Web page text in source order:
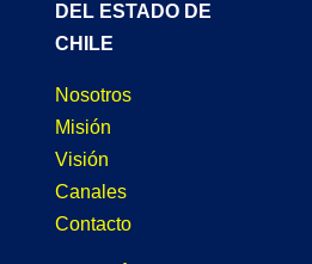
DEL ESTADO DE
CHILE
Nosotros
Misión
Visión
Canales
Contacto